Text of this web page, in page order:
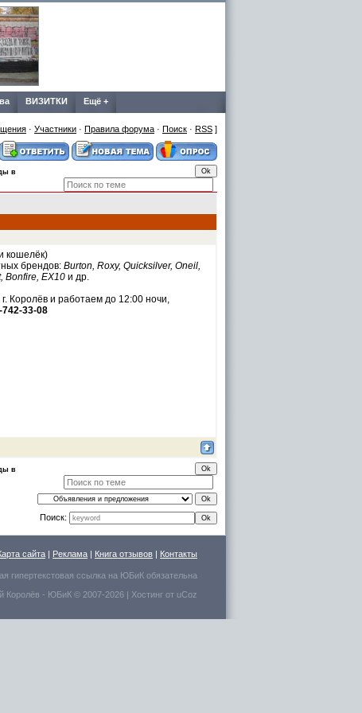
ВИЗИТКИ Ещё +
· Участники · Правила форума · Поиск · RSS ]
в
кошелёк)
брендов: Burton, Roxy, Quicksilver, Oneil,
Bonfire, ЕХ10 и др.
и работаем до 12:00 ночи,
33-08
в
Поиск:
сайта | Реклама | Книга отзывов | Контакты
гипертекстовая ссылка на ЮБиК обязательна
Королёв - ЮБиК © 2007-2026 | Хостинг от uCoz